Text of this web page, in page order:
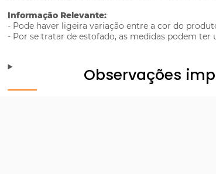
Informação Relevante:
- Pode haver ligeira variação entre a cor do
- Por se tratar de estofado, as medidas podem ter
Observações